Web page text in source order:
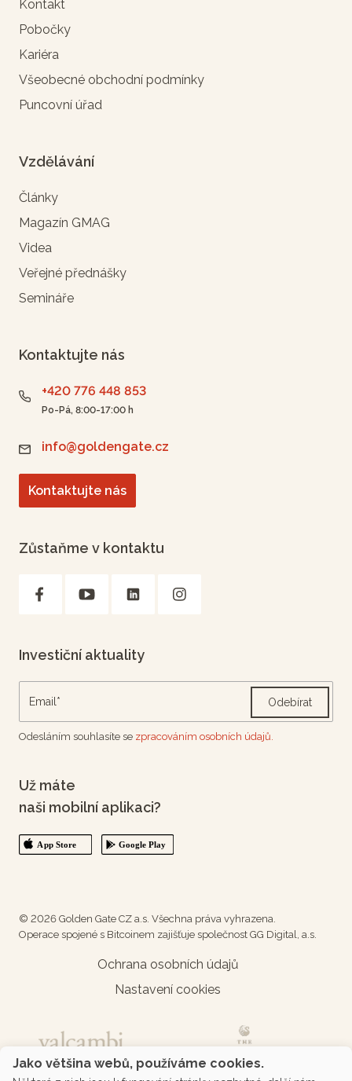
Kontakt
Pobočky
Kariéra
Všeobecné obchodní podmínky
Puncovní úřad
Vzdělávání
Články
Magazín GMAG
Videa
Veřejné přednášky
Semináře
Kontaktujte nás
+420 776 448 853
Po-Pá, 8:00-17:00 h
info@goldengate.cz
Kontaktujte nás
Zůstaňme v kontaktu
Investiční aktuality
Odebírat
Odesláním souhlasíte se zpracováním osobních údajů.
Už máte
naši mobilní aplikaci?
© 2026 Golden Gate CZ a.s. Všechna práva vyhrazena.
Operace spojené s Bitcoinem zajišťuje společnost GG Digital, a.s.
Ochrana osobních údajů
Nastavení cookies
Jako většina webů, používáme cookies.